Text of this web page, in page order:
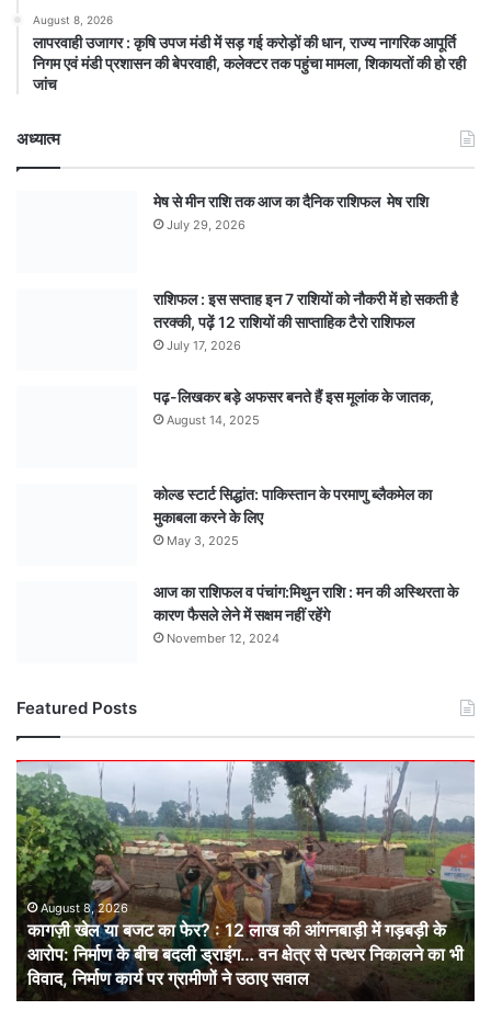
August 8, 2026
लापरवाही उजागर : कृषि उपज मंडी में सड़ गई करोड़ों की धान, राज्य नागरिक आपूर्ति
निगम एवं मंडी प्रशासन की बेपरवाही, कलेक्टर तक पहुंचा मामला, शिकायतों की हो रही
जांच
अध्यात्म
मेष से मीन राशि तक आज का दैनिक राशिफल मेष राशि
July 29, 2026
राशिफल : इस सप्ताह इन 7 राशियों को नौकरी में हो सकती है
तरक्की, पढ़ें 12 राशियों की साप्ताहिक टैरो राशिफल
July 17, 2026
पढ़-लिखकर बड़े अफसर बनते हैं इस मूलांक के जातक,
August 14, 2025
कोल्ड स्टार्ट सिद्धांत: पाकिस्तान के परमाणु ब्लैकमेल का
मुकाबला करने के लिए
May 3, 2025
आज का राशिफल व पंचांग:मिथुन राशि : मन की अस्थिरता के
कारण फैसले लेने में सक्षम नहीं रहेंगे
November 12, 2024
Featured Posts
कागज़ी
खेल
या
बजट
का
फेर?
:
12
लाख
की
आंगनबाड़ी
August 8, 2026
कागज़ी खेल या बजट का फेर? : 12 लाख की आंगनबाड़ी में गड़बड़ी के
आरोप: निर्माण के बीच बदली ड्राइंग… वन क्षेत्र से पत्थर निकालने का भी
विवाद, निर्माण कार्य पर ग्रामीणों ने उठाए सवाल